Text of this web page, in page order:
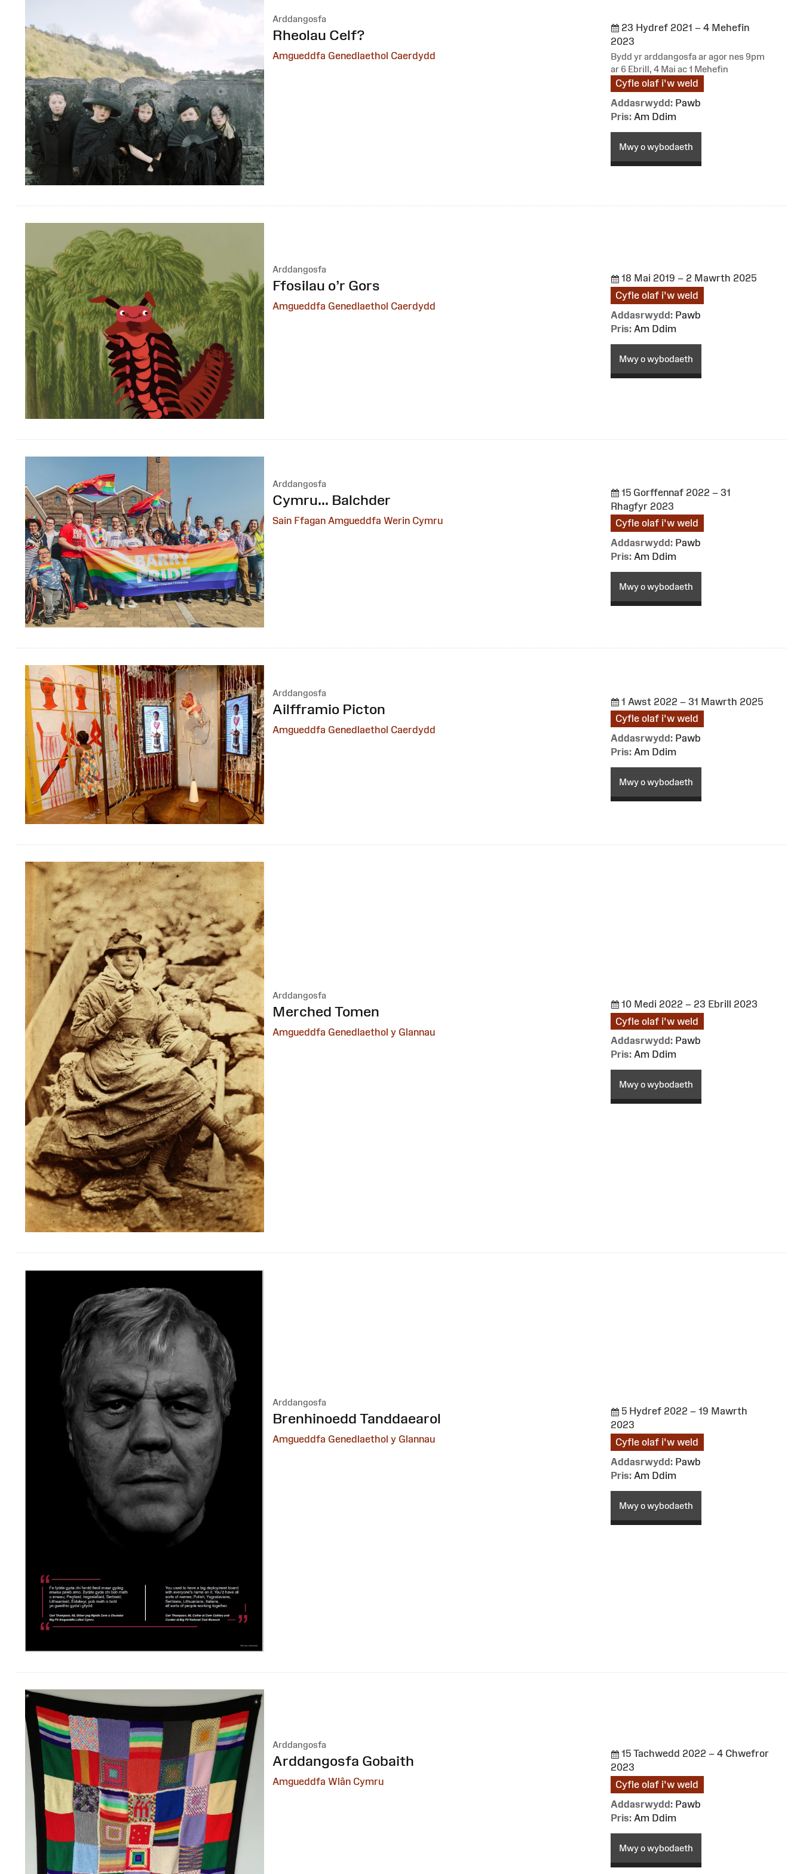
Arddangosfa
:
Rheolau Celf?
Amgueddfa Genedlaethol Caerdydd
23 Hydref 2021 – 4 Mehefin
2023
Bydd yr arddangosfa ar agor nes 9pm
ar 6 Ebrill, 4 Mai ac 1 Mehefin
Cyfle olaf i'w weld
Addasrwydd: Pawb
Pris: Am Ddim
Mwy o wybodaeth
Arddangosfa
:
Ffosilau o’r Gors
Amgueddfa Genedlaethol Caerdydd
18 Mai 2019 – 2 Mawrth 2025
Cyfle olaf i'w weld
Addasrwydd: Pawb
Pris: Am Ddim
Mwy o wybodaeth
Arddangosfa
:
Cymru... Balchder
Sain Ffagan Amgueddfa Werin Cymru
15 Gorffennaf 2022 – 31
Rhagfyr 2023
Cyfle olaf i'w weld
Addasrwydd: Pawb
Pris: Am Ddim
Mwy o wybodaeth
Arddangosfa
:
Ailfframio Picton
Amgueddfa Genedlaethol Caerdydd
1 Awst 2022 – 31 Mawrth 2025
Cyfle olaf i'w weld
Addasrwydd: Pawb
Pris: Am Ddim
Mwy o wybodaeth
Arddangosfa
:
Merched Tomen
Amgueddfa Genedlaethol y Glannau
10 Medi 2022 – 23 Ebrill 2023
Cyfle olaf i'w weld
Addasrwydd: Pawb
Pris: Am Ddim
Mwy o wybodaeth
Arddangosfa
:
Brenhinoedd Tanddaearol
Amgueddfa Genedlaethol y Glannau
5 Hydref 2022 – 19 Mawrth
2023
Cyfle olaf i'w weld
Addasrwydd: Pawb
Pris: Am Ddim
Mwy o wybodaeth
Arddangosfa
:
Arddangosfa Gobaith
Amgueddfa Wlân Cymru
15 Tachwedd 2022 – 4 Chwefror
2023
Cyfle olaf i'w weld
Addasrwydd: Pawb
Pris: Am Ddim
Mwy o wybodaeth